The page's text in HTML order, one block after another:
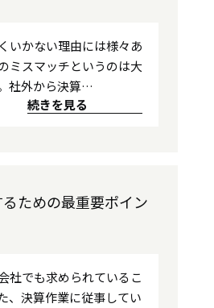
いかない理由には様々あ
ミスマッチというのは大
社外から決算…
続きを見る
ための最重要ポイン
社でも求められているこ
、決算作業に従事してい